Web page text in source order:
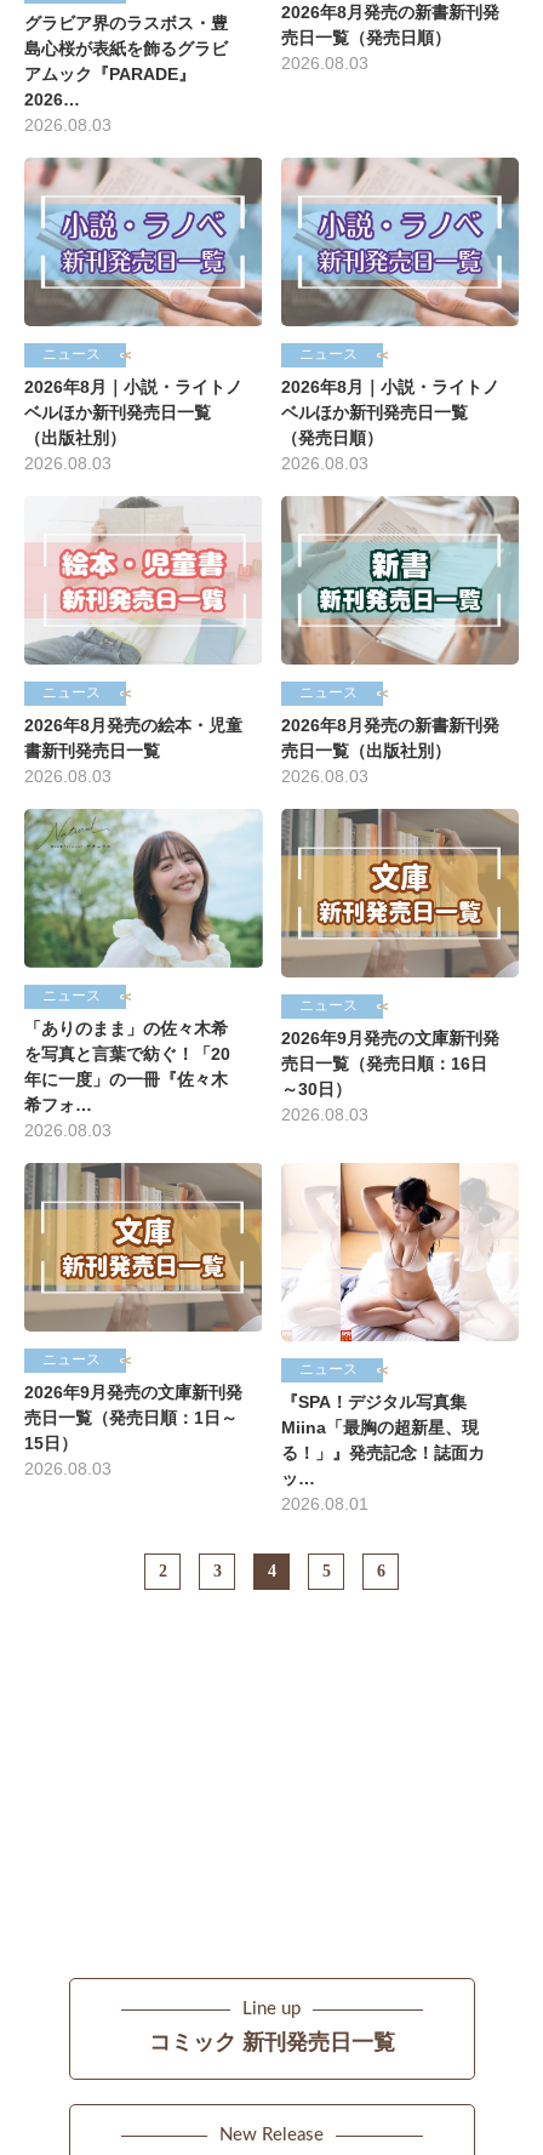
グラビア界のラスボス・豊
島心桜が表紙を飾るグラビ
アムック『PARADE』
2026…
2026.08.03
2026年8月発売の新書新刊発
売日一覧（発売日順）
2026.08.03
ニュース
2026年8月｜小説・ライトノ
ベルほか新刊発売日一覧
（出版社別）
2026.08.03
ニュース
2026年8月｜小説・ライトノ
ベルほか新刊発売日一覧
（発売日順）
2026.08.03
ニュース
2026年8月発売の絵本・児童
書新刊発売日一覧
2026.08.03
ニュース
2026年8月発売の新書新刊発
売日一覧（出版社別）
2026.08.03
ニュース
「ありのまま」の佐々木希
を写真と言葉で紡ぐ！「20
年に一度」の一冊『佐々木
希フォ…
2026.08.03
ニュース
2026年9月発売の文庫新刊発
売日一覧（発売日順：16日
～30日）
2026.08.03
ニュース
2026年9月発売の文庫新刊発
売日一覧（発売日順：1日～
15日）
2026.08.03
ニュース
『SPA！デジタル写真集
Miina「最胸の超新星、現
る！」』発売記念！誌面カ
ッ…
2026.08.01
2 3 4 5 6
Line up
コミック 新刊発売日一覧
New Release